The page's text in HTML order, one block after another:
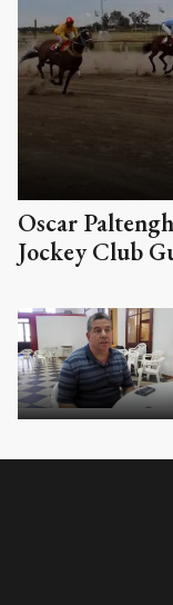
Oscar
Jockey Club